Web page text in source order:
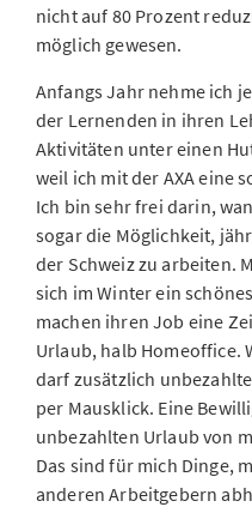
nicht auf 80 Prozent
möglich gewesen.
Anfangs Jahr nehme ich
der Lernenden in ihren
Aktivitäten unter einen
weil ich mit der AXA eine
Ich bin sehr frei darin,
sogar die Möglichkeit,
der Schweiz zu arbeiten.
sich im Winter ein
machen ihren Job eine
Urlaub, halb Homeoffice.
darf zusätzlich
per Mausklick. Eine
unbezahlten Urlaub von
Das sind für mich Dinge,
anderen Arbeitgebern